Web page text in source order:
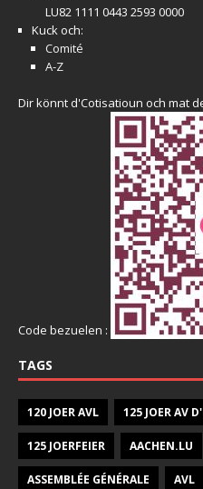
LU82 1111 0443 2593 0000
Kuck och:
Comité
A-Z
Dir könnt d'Cotisatioun och mat
Code bezuelen :
TAGS
120 JOER AVL 125 JOER AV
125 JOERFEIER AACHEN.LU
ASSEMBLÉE GÉNÉRALE AVL